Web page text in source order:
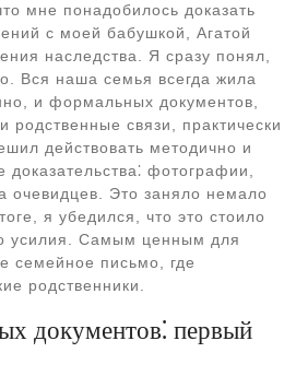
мне понадобилось доказать
с моей бабушкой, Агатой
наследства. Я сразу понял,
Вся наша семья всегда жила
и формальных документов,
связи, практически
действовать методично и
фотографии,
очевидцев. Это заняло немало
я убедился, что это стоило
усилия. Самым ценным для
семейное письмо, где
родственники.
документов⁚ первый